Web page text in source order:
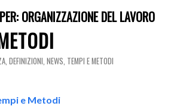
ORGANIZZAZIONE DEL LAVORO
, DEFINIZIONI, NEWS, TEMPI E METODI
e Metodi